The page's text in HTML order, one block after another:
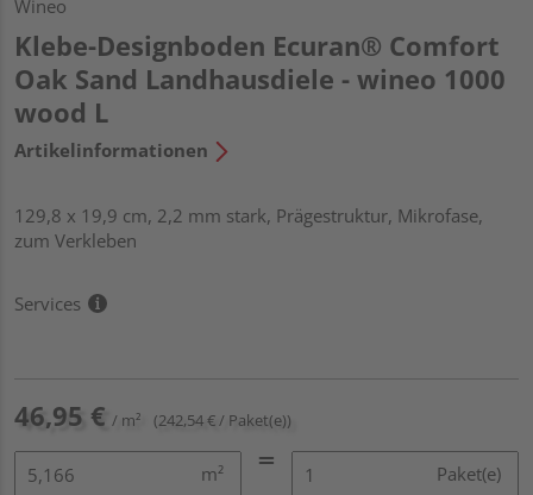
Wineo
Klebe-Designboden Ecuran® Comfort
Oak Sand Landhausdiele - wineo 1000
wood L
Artikelinformationen
129,8 x 19,9 cm, 2,2 mm stark, Prägestruktur, Mikrofase,
zum Verkleben
Services
46,95 € / m² (242,54 € / Paket(e))
m² Paket(e)